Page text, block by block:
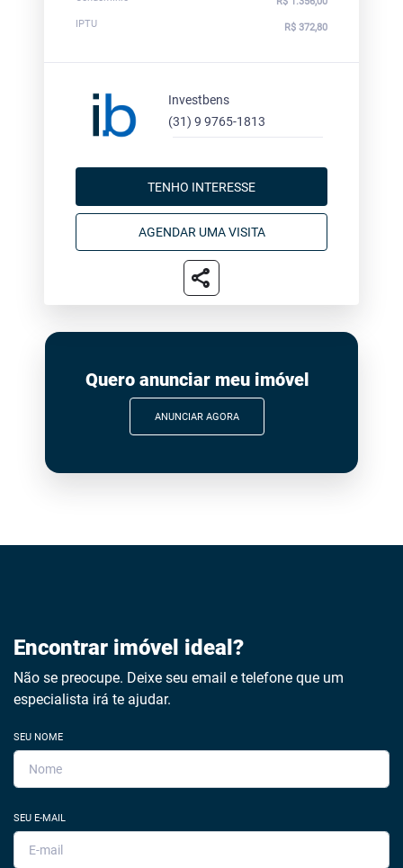
IPTU
R$ 372,80
Investbens
(31) 9 9765-1813
TENHO INTERESSE
AGENDAR UMA VISITA
share
Quero anunciar meu imóvel
ANUNCIAR AGORA
Encontrar imóvel ideal?
Não se preocupe. Deixe seu email e telefone que um
especialista irá te ajudar.
SEU NOME
SEU E-MAIL